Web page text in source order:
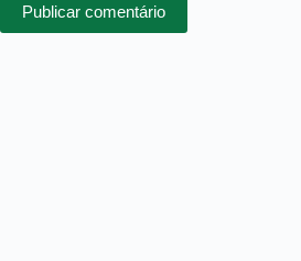
Publicar comentário